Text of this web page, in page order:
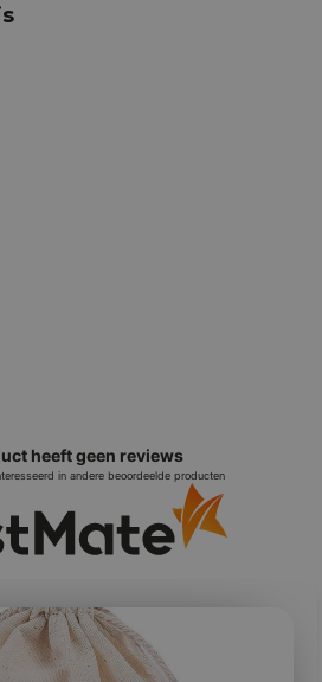
heeft geen reviews
in andere beoordeelde producten